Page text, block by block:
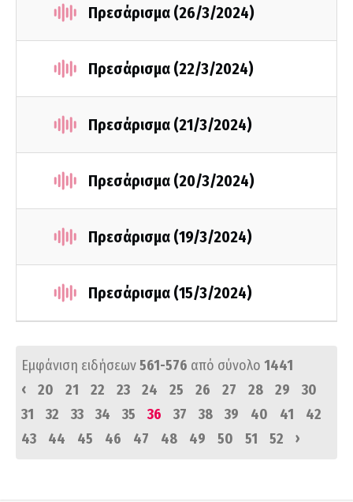
Πρεσάρισμα (26/3/2024)
Πρεσάρισμα (22/3/2024)
Πρεσάρισμα (21/3/2024)
Πρεσάρισμα (20/3/2024)
Πρεσάρισμα (19/3/2024)
Πρεσάρισμα (15/3/2024)
Εμφάνιση ειδήσεων561-576 από σύνολο 1441
‹
20 21 22 23 24 25 26 27 28 29
30
31
32 33 34 35 36 37 38 39 40 41
42
43
44 45 46 47 48 49 50 51 52 ›